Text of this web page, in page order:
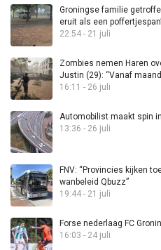
Groningse familie
eruit als een
22:54 - 21 juli
Zombies nemen Haren
Justin (29): “Vanaf
16:11 - 26 juli
Automobilist maakt spin in
13:36 - 26 juli
FNV: “Provincies kijken
wanbeleid Qbuzz”
19:44 - 21 juli
Forse nederlaag FC
16:03 - 24 juli